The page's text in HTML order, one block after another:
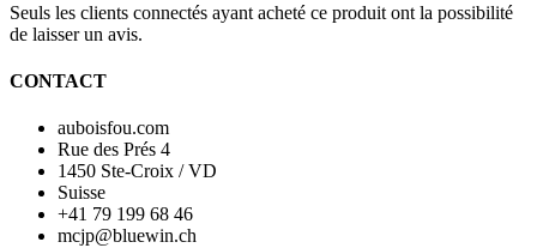
Seuls les clients connectés ayant acheté ce produit ont la possibilité
de laisser un avis.
CONTACT
auboisfou.com
Rue des Prés 4
1450 Ste-Croix / VD
Suisse
+41 79 199 68 46
mcjp@bluewin.ch